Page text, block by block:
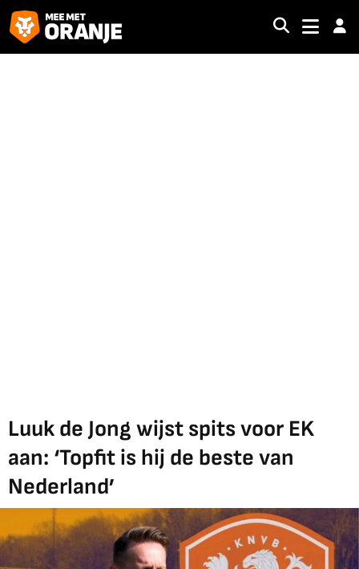
Luuk de Jong wijst spits voor EK
aan: ‘Topfit is hij de beste van
Nederland’